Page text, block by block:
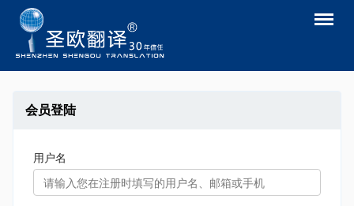
返回
会员登陆
用户名